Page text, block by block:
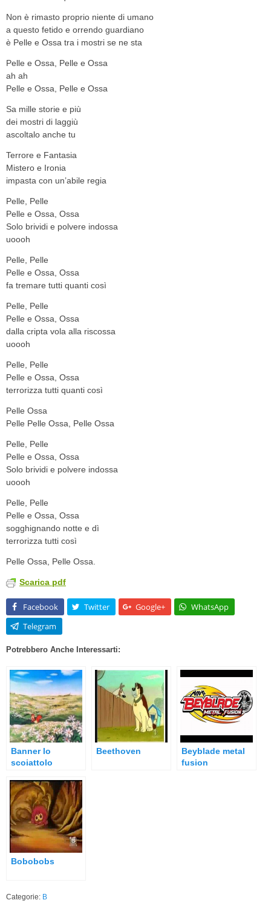
Non è rimasto proprio niente di umano
a questo fetido e orrendo guardiano
è Pelle e Ossa tra i mostri se ne sta
Pelle e Ossa, Pelle e Ossa
ah ah
Pelle e Ossa, Pelle e Ossa
Sa mille storie e più
dei mostri di laggiù
ascoltalo anche tu
Terrore e Fantasia
Mistero e Ironia
impasta con un’abile regia
Pelle, Pelle
Pelle e Ossa, Ossa
Solo brividi e polvere indossa
uoooh
Pelle, Pelle
Pelle e Ossa, Ossa
fa tremare tutti quanti così
Pelle, Pelle
Pelle e Ossa, Ossa
dalla cripta vola alla riscossa
uoooh
Pelle, Pelle
Pelle e Ossa, Ossa
terrorizza tutti quanti così
Pelle Ossa
Pelle Pelle Ossa, Pelle Ossa
Pelle, Pelle
Pelle e Ossa, Ossa
Solo brividi e polvere indossa
uoooh
Pelle, Pelle
Pelle e Ossa, Ossa
sogghignando notte e dì
terrorizza tutti così
Pelle Ossa, Pelle Ossa.
Scarica pdf
Facebook Twitter Google+
WhatsApp
Telegram
Potrebbero Anche Interessarti:
Banner lo
scoiattolo
Beethoven
Beyblade metal
fusion
Bobobobs
Categorie: B